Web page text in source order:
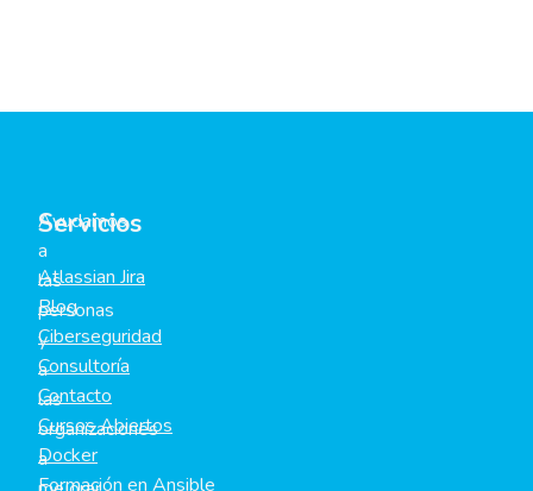
Ayudamos
a
las
personas
y
a
las
organizaciones
a
Servicios
Atlassian Jira
Blog
Ciberseguridad
Consultoría
Contacto
Cursos Abiertos
Docker
Formación en Ansible